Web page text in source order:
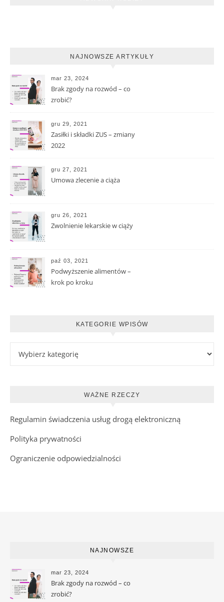
NAJNOWSZE ARTYKUŁY
mar 23, 2024
Brak zgody na rozwód – co
zrobić?
gru 29, 2021
Zasiłki i składki ZUS – zmiany
2022
gru 27, 2021
Umowa zlecenie a ciąża
gru 26, 2021
Zwolnienie lekarskie w ciąży
paź 03, 2021
Podwyższenie alimentów –
krok po kroku
KATEGORIE WPISÓW
WAŻNE RZECZY
Regulamin świadczenia usług drogą elektroniczną
Polityka prywatności
Ograniczenie odpowiedzialności
NAJNOWSZE
mar 23, 2024
Brak zgody na rozwód – co
zrobić?